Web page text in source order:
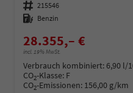
Fahrzeugnummer 215546
Kraftstoff Benzin
28.355,– €
incl. 19% MwSt.
Verbrauch kombiniert:6,90 l/
CO2-Klasse: F
CO2-Emissionen: 156,00 g/km